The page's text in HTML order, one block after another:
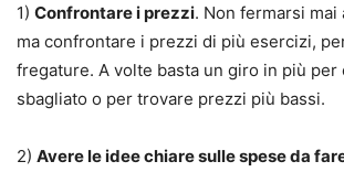
1) Confrontare i prezzi. Non fermarsi
ma confrontare i prezzi di più esercizi,
fregature. A volte basta un giro in più per
sbagliato o per trovare prezzi più bassi.
2) Avere le idee chiare sulle spese da